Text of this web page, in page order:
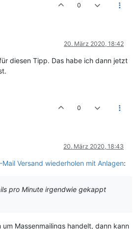
0
20. März 2020, 18:42
diesen Tipp. Das habe ich dann jetzt
0
20. März 2020, 18:43
Mail Versand wiederholen mit Anlagen:
pro Minute irgendwie gekappt
um Massenmailings handelt, dann kann